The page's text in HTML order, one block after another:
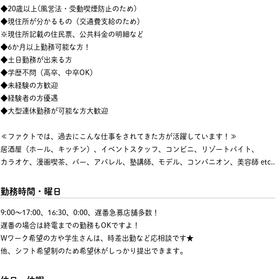
◆20歳以上(風営法・受動喫煙防止のため)
◆現住所が分かるもの（交通費支給のため）
※現住所記載の住民票、公共料金の明細など
◆6か月以上勤務可能な方！
◆土日勤務が出来る方
◆学歴不問（高卒、中卒OK）
◆未経験の方歓迎
◆経験者の方優遇
◆大型連休勤務が可能な方大歓迎
≪ファクトでは、過去にこんな仕事をされてきた方が活躍しています！≫
居酒屋（ホール、キッチン）、イベントスタッフ、コンビニ、リゾートバイト、
カラオケ、漫画喫茶、バー、アパレル、塾講師、モデル、コンパニオン、美容師 etc..
勤務時間・曜日
9:00〜17:00、16:30、0:00、遅番急募店舗多数！
遅番の場合は終電までの勤務もOKですよ！
Wワーク希望の方や学生さんは、時差出勤など応相談です★
他、シフト希望制のため希望休がしっかり提出できます。